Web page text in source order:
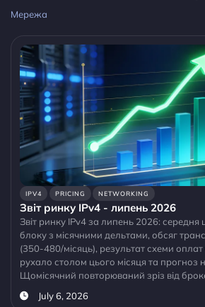
Мережа
IPV4 PRICING NETWORKING
Звіт ринку IPv4 - липень 2026
Звіт ринку IPv4 за липень 2026: середня
блоку з місячними дельтами, обсяг
(350-480/місяць), результат схеми
рухало столом цього місяця та прогноз
Щомісячний повторюваний зріз від
July 6, 2026